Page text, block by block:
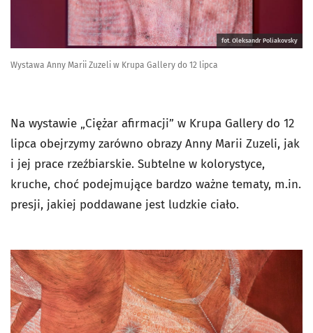
fot. Oleksandr Poliakovsky
Wystawa Anny Marii Zuzeli w Krupa Gallery do 12 lipca
Na wystawie „Ciężar afirmacji” w Krupa Gallery do 12
lipca obejrzymy zarówno obrazy Anny Marii Zuzeli, jak
i jej prace rzeźbiarskie. Subtelne w kolorystyce,
kruche, choć podejmujące bardzo ważne tematy, m.in.
presji, jakiej poddawane jest ludzkie ciało.